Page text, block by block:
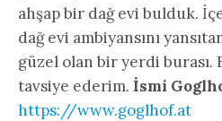
ahşap bir dağ evi bulduk.
dağ evi ambiyansını
güzel olan bir yerdi
tavsiye ederim. İsmi
https://www.goglhof.at